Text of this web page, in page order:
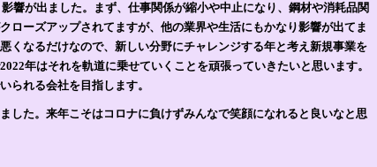
響が出ました。まず、仕事関係が縮小や中止になり、鋼材や消耗品関
ローズアップされてますが、他の業界や生活にもかなり影響が出てま
くなるだけなので、新しい分野にチャレンジする年と考え新規事業を
年はそれを軌道に乗せていくことを頑張っていきたいと思います。
られる会社を目指します。
した。来年こそはコロナに負けずみんなで笑顔になれると良いなと思